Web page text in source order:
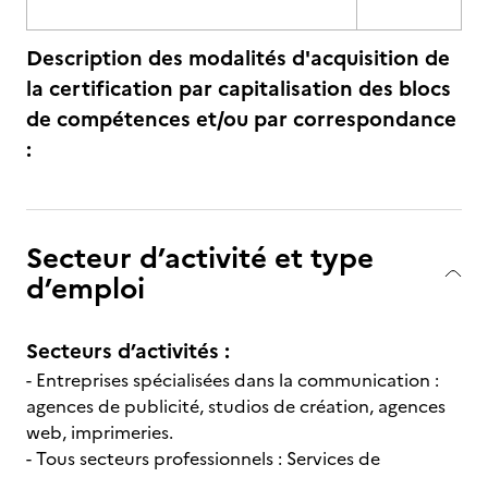
Description des modalités d'acquisition de
la certification par capitalisation des blocs
de compétences et/ou par correspondance
:
Secteur d’activité et type
d’emploi
Secteurs d’activités :
- Entreprises spécialisées dans la communication :
agences de publicité, studios de création, agences
web, imprimeries.
- Tous secteurs professionnels : Services de